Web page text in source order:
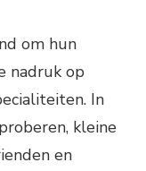
om hun
nadruk op
In
kleine
en